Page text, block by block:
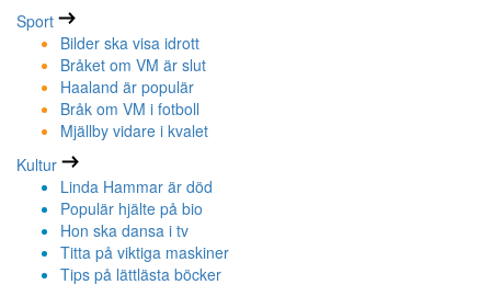
Sport
Bilder ska visa idrott
Bråket om VM är slut
Haaland är populär
Bråk om VM i fotboll
Mjällby vidare i kvalet
Kultur
Linda Hammar är död
Populär hjälte på bio
Hon ska dansa i tv
Titta på viktiga maskiner
Tips på lättlästa böcker